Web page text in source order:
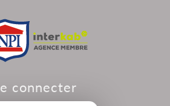
se connecter